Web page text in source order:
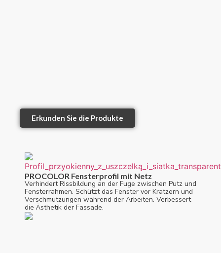
Erkunden Sie die Produkte
PROCOLOR Fensterprofil mit Netz
Verhindert Rissbildung an der Fuge zwischen Putz und
Fensterrahmen. Schützt das Fenster vor Kratzern und
Verschmutzungen während der Arbeiten. Verbessert
die Ästhetik der Fassade.